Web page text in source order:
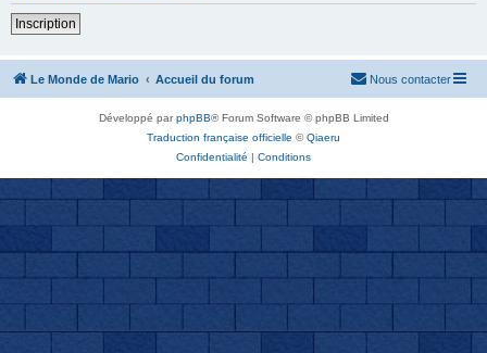
Inscription
Le Monde de Mario Accueil du forum Nous contacter
Développé parphpBB® Forum Software © phpBB Limited
Traduction française officielle ©Qiaeru
Confidentialité | Conditions